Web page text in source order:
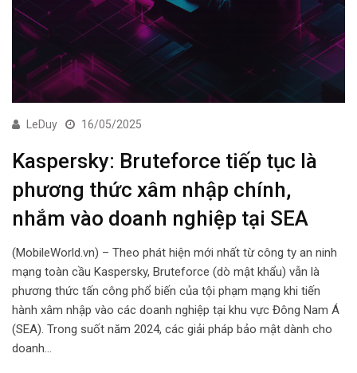
LeDuy 16/05/2025
Kaspersky: Bruteforce tiếp tục là
phương thức xâm nhập chính,
nhắm vào doanh nghiệp tại SEA
(MobileWorld.vn) – Theo phát hiện mới nhất từ công ty an ninh
mạng toàn cầu Kaspersky, Bruteforce (dò mật khẩu) vẫn là
phương thức tấn công phổ biến của tội phạm mạng khi tiến
hành xâm nhập vào các doanh nghiệp tại khu vực Đông Nam Á
(SEA). Trong suốt năm 2024, các giải pháp bảo mật dành cho
doanh…